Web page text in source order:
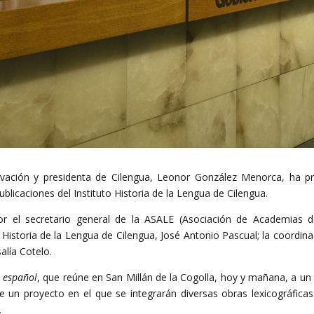
y presidenta de Cilengua, Leonor González Menorca, ha
del Instituto Historia de la Lengua de Cilengua.
el secretario general de la ASALE (Asociación de Academias
de la Lengua de Cilengua, José Antonio Pascual; la
Cotelo.
, que reúne en San Millán de la Cogolla, hoy y mañana, a
proyecto en el que se integrarán diversas obras